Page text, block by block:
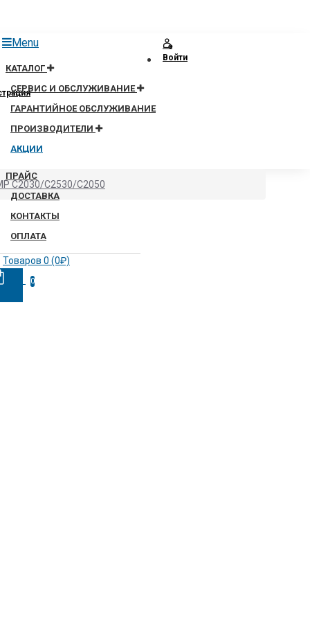
Menu
КАТАЛОГ
СЕРВИС И ОБСЛУЖИВАНИЕ
ГАРАНТИЙНОЕ ОБСЛУЖИВАНИЕ
ПРОИЗВОДИТЕЛИ
АКЦИИ
ПРАЙС
ДОСТАВКА
КОНТАКТЫ
ОПЛАТА
Товаров 0 (0₽)
0
Войти
C2030/C2530/C2050